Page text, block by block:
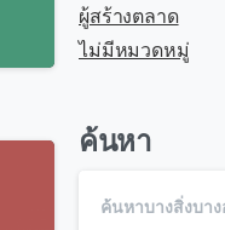
ผู้สร้างตลาด
ไม่มีหมวดหมู่
ค้นหา